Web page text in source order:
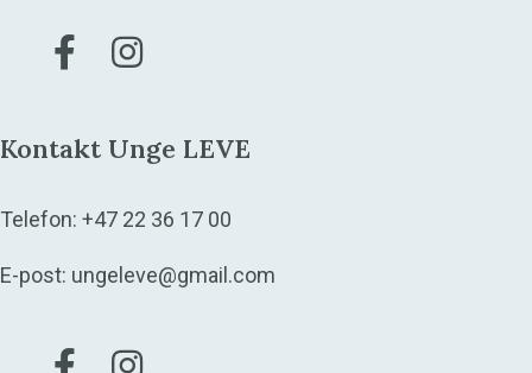
Gå til vår Facebook
Gå til vår Instagram
Kontakt Unge LEVE
Telefon: +47 22 36 17 00
E-post: ungeleve@gmail.com
Gå til vår Facebook
Gå til vår Instagram